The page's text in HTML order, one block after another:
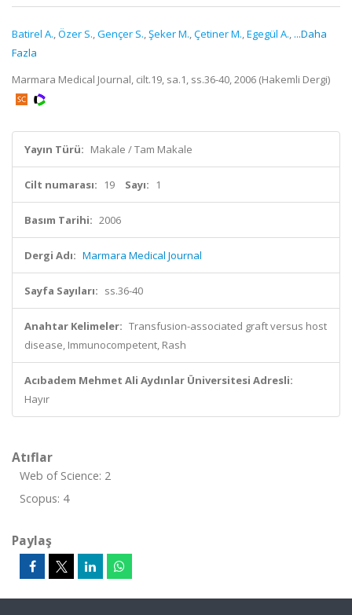
Batirel A.,Özer S.,Gençer S.,Şeker M.,Çetiner M.,Egegül A., ...Daha
Fazla
Marmara Medical Journal, cilt.19, sa.1, ss.36-40, 2006 (Hakemli Dergi)
Yayın Türü: Makale / Tam Makale
Cilt numarası: 19 Sayı: 1
Basım Tarihi: 2006
Dergi Adı: Marmara Medical Journal
Sayfa Sayıları: ss.36-40
Anahtar Kelimeler: Transfusion-associated graft versus host
disease, Immunocompetent, Rash
Acıbadem Mehmet Ali Aydınlar Üniversitesi Adresli:
Hayır
Atıflar
Web of Science: 2
Scopus: 4
Paylaş